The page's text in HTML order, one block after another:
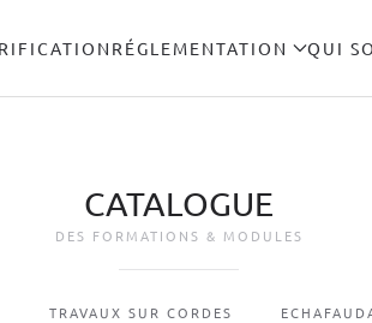
RÉGLEMENTATION QUI
CATALOGUE
DES FORMATIONS & MODULES
TRAVAUX SUR CORDES